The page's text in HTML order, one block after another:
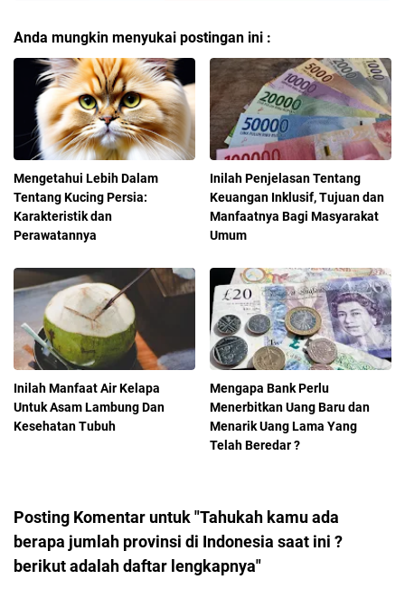
Anda mungkin menyukai postingan ini :
Mengetahui Lebih Dalam
Tentang Kucing Persia:
Karakteristik dan
Perawatannya
Inilah Penjelasan Tentang
Keuangan Inklusif, Tujuan dan
Manfaatnya Bagi Masyarakat
Umum
Inilah Manfaat Air Kelapa
Untuk Asam Lambung Dan
Kesehatan Tubuh
Mengapa Bank Perlu
Menerbitkan Uang Baru dan
Menarik Uang Lama Yang
Telah Beredar ?
Posting Komentar untuk "Tahukah kamu ada
berapa jumlah provinsi di Indonesia saat ini ?
berikut adalah daftar lengkapnya"